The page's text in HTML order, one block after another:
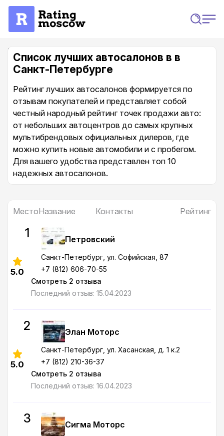
Главная
Список лучших автосалонов в в
Санкт-Петербурге
Рейтинг лучших автосалонов формируется по
отзывам покупателей и представляет собой
честный народный рейтинг точек продажи авто:
от небольших автоцентров до самых крупных
мультибрендовых официальных дилеров, где
можно купить новые автомобили и с пробегом.
Для вашего удобства представлен топ 10
надежных автосалонов.
МестоНазвание Контакты Рейтинг
1 Петровский
Санкт-Петербург , ул. Софийская, 87
+7 (812) 606-70-55
Смотреть 2 отзыва
Последний отзыв: 15.04.2023
5.0
2 Элан Моторс
Санкт-Петербург , ул. Хасанская, д. 1 к.2
+7 (812) 210-36-37
Смотреть 2 отзыва
Последний отзыв: 16.04.2023
5.0
3 Сигма Моторс